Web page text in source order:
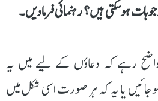
ہوسکتی ہیں؟ رہنمائی فرمادیں۔
رہے کہ دعاؤں كے ليے میں یہ
يا یہ کہ ہر صورت اسی شکل میں